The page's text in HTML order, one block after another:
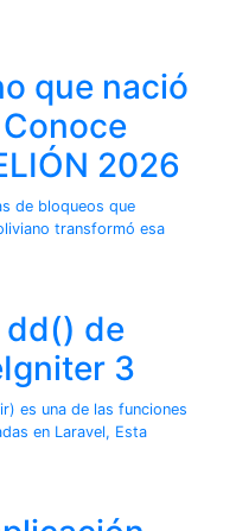
que nació
2026
de bloqueos que
transformó esa
dd() de
3
es una de las funciones
en Laravel, Esta